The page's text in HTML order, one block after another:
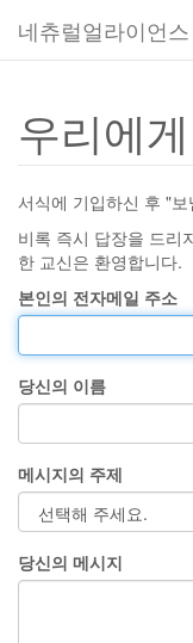
네츄럴얼라이언스
우리에
서식에 기입하신 후 "
비록 즉시 답장을 드리
한 교신은 환영합니다.
본인의 전자메일 주소
당신의 이름
메시지의 주제
당신의 메시지